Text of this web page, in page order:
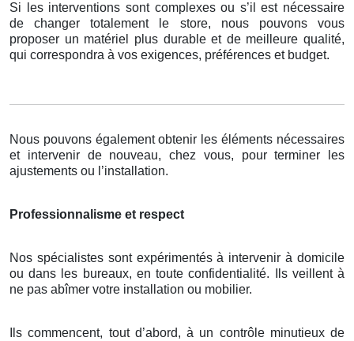
Si les interventions sont complexes ou s’il est nécessaire
de changer totalement le store, nous pouvons vous
proposer un matériel plus durable et de meilleure qualité,
qui correspondra à vos exigences, préférences et budget.
Nous pouvons également obtenir les éléments nécessaires
et intervenir de nouveau, chez vous, pour terminer les
ajustements ou l’installation.
Professionnalisme et respect
Nos spécialistes sont expérimentés à intervenir à domicile
ou dans les bureaux, en toute confidentialité. Ils veillent à
ne pas abîmer votre installation ou mobilier.
Ils commencent, tout d’abord, à un contrôle minutieux de